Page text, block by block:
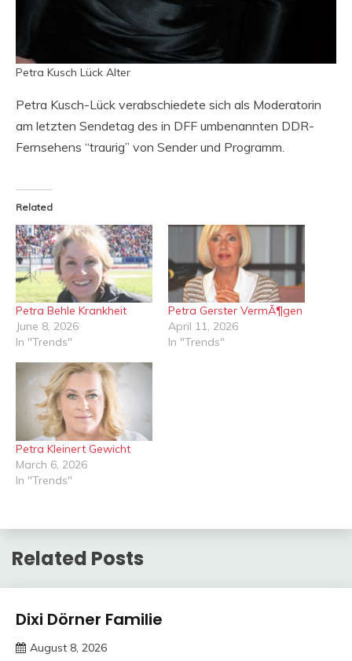
Petra Kusch Lück Alter
Petra Kusch-Lück verabschiedete sich als Moderatorin
am letzten Sendetag des in DFF umbenannten DDR-
Fernsehens “traurig” von Sender und Programm.
Related
Petra Behle Krankheit
June 8, 2026
In "Trends"
Petra Gerster VermÃ¶gen
April 11, 2026
In "Trends"
Petra Kleinert Gewicht
March 6, 2026
In "Trends"
Related Posts
Trends
Dixi Dörner Familie
August 8, 2026